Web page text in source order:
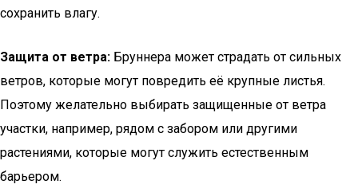
сохранить влагу.
Защита от ветра: Бруннера может страдать от сильных
ветров, которые могут повредить её крупные листья.
Поэтому желательно выбирать защищенные от ветра
участки, например, рядом с забором или другими
растениями, которые могут служить естественным
барьером.